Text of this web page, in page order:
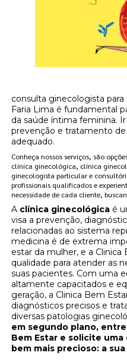
consulta ginecologista
Faria Lima é fundamental
da saúde íntima feminina.
prevenção e tratamento
adequado.
Conheça nossos serviços, são
clínica ginecológica, clínica
ginecologista particular e
profissionais qualificados e
necessidade de cada cliente,
A clínica ginecológica é
visa a prevenção,
relacionadas ao sistema
medicina é de extrema
estar da mulher, e a
qualidade para atender as
suas pacientes. Com uma
altamente capacitados e
geração, a Clinica Bem
diagnósticos precisos e
diversas patologias
em segundo plano,
Bem Estar e solicite
bem mais precioso: a